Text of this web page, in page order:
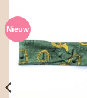
Nieuw